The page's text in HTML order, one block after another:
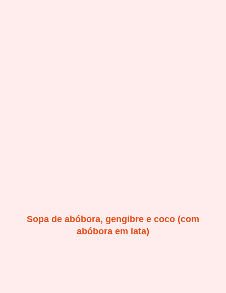
Sopa de abóbora, gengibre e coco (com
abóbora em lata)